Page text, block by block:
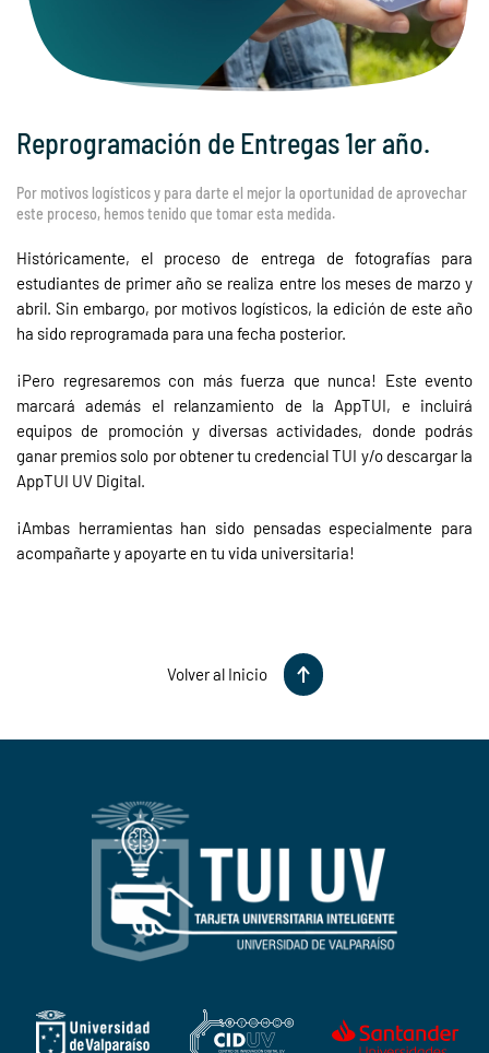
Reprogramación de Entregas 1er año.
Por motivos logísticos y para darte el mejor la oportunidad de aprovechar
este proceso, hemos tenido que tomar esta medida.
Históricamente, el proceso de entrega de fotografías para
estudiantes de primer año se realiza entre los meses de marzo y
abril. Sin embargo, por motivos logísticos, la edición de este año
ha sido reprogramada para una fecha posterior.
¡Pero regresaremos con más fuerza que nunca! Este evento
marcará además el relanzamiento de la AppTUI, e incluirá
equipos de promoción y diversas actividades, donde podrás
ganar premios solo por obtener tu credencial TUI y/o descargar la
AppTUI UV Digital.
¡Ambas herramientas han sido pensadas especialmente para
acompañarte y apoyarte en tu vida universitaria!
Volver al Inicio